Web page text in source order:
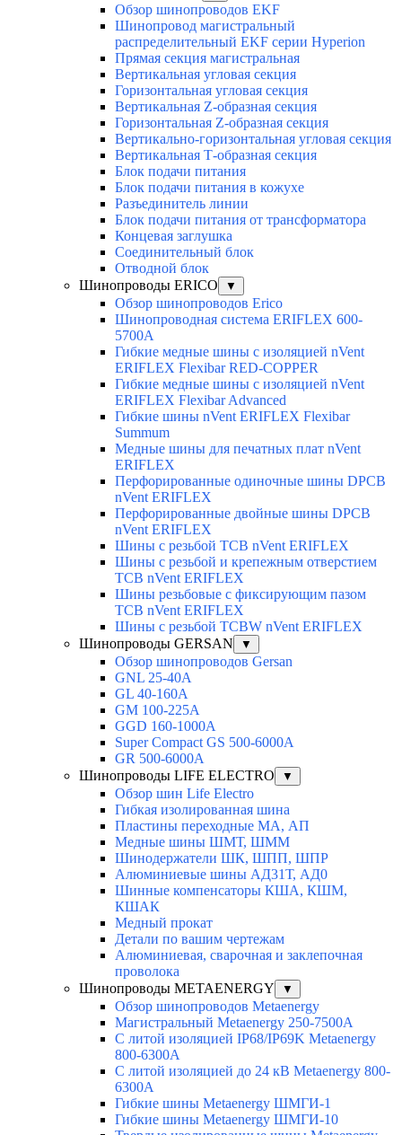
Обзор шинопроводов EKF
Шинопровод магистральный
распределительный EKF серии Hyperion
Прямая секция магистральная
Вертикальная угловая секция
Горизонтальная угловая секция
Вертикальная Z-образная секция
Горизонтальная Z-образная секция
Вертикально-горизонтальная угловая секция
Вертикальная Т-образная секция
Блок подачи питания
Блок подачи питания в кожухе
Разъединитель линии
Блок подачи питания от трансформатора
Концевая заглушка
Соединительный блок
Отводной блок
Шинопроводы ERICO
▼
Обзор шинопроводов Erico
Шинопроводная система ERIFLEX 600-
5700A
Гибкие медные шины с изоляцией nVent
ERIFLEX Flexibar RED-COPPER
Гибкие медные шины с изоляцией nVent
ERIFLEX Flexibar Advanced
Гибкие шины nVent ERIFLEX Flexibar
Summum
Медные шины для печатных плат nVent
ERIFLEX
Перфорированные одиночные шины DPCB
nVent ERIFLEX
Перфорированные двойные шины DPCB
nVent ERIFLEX
Шины с резьбой TCB nVent ERIFLEX
Шины с резьбой и крепежным отверстием
TCB nVent ERIFLEX
Шины резьбовые с фиксирующим пазом
TCB nVent ERIFLEX
Шины с резьбой TCBW nVent ERIFLEX
Шинопроводы GERSAN
▼
Обзор шинопроводов Gersan
GNL 25-40A
GL 40-160A
GM 100-225A
GGD 160-1000A
Super Compact GS 500-6000A
GR 500-6000A
Шинопроводы LIFE ELECTRO
▼
Обзор шин Life Electro
Гибкая изолированная шина
Пластины переходные МА, АП
Медные шины ШМТ, ШММ
Шинодержатели ШК, ШПП, ШПР
Алюминиевые шины АД31Т, АД0
Шинные компенсаторы КША, КШМ,
КШАК
Медный прокат
Детали по вашим чертежам
Алюминиевая, cварочная и заклепочная
проволока
Шинопроводы METAENERGY
▼
Обзор шинопроводов Metaenergy
Магистральный Metaenergy 250-7500A
С литой изоляцией IP68/IP69K Metaenergy
800-6300A
С литой изоляцией до 24 кВ Metaenergy 800-
6300A
Гибкие шины Metaenergy ШМГИ-1
Гибкие шины Metaenergy ШМГИ-10